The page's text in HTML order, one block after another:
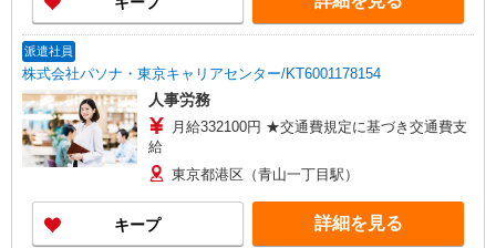
派遣社員
株式会社パソナ・東京キャリアセンター/KT6001178154
人事労務
月給332100円 ★交通費規定に基づき交通費支
給
東京都港区（青山一丁目駅）
キープ 詳細を見る